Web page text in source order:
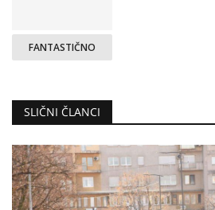
FANTASTIČNO
SLIČNI ČLANCI